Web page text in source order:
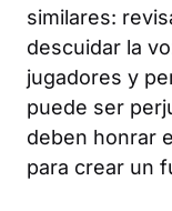
similares:
descuidar la
jugadores y
puede ser
deben honrar
para crear un